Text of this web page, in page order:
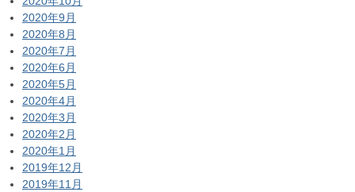
2020年9月
2020年8月
2020年7月
2020年6月
2020年5月
2020年4月
2020年3月
2020年2月
2020年1月
2019年12月
2019年11月